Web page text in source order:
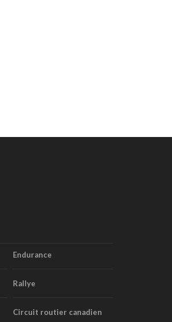
Endurance
Rallye
Circuit routier canadien